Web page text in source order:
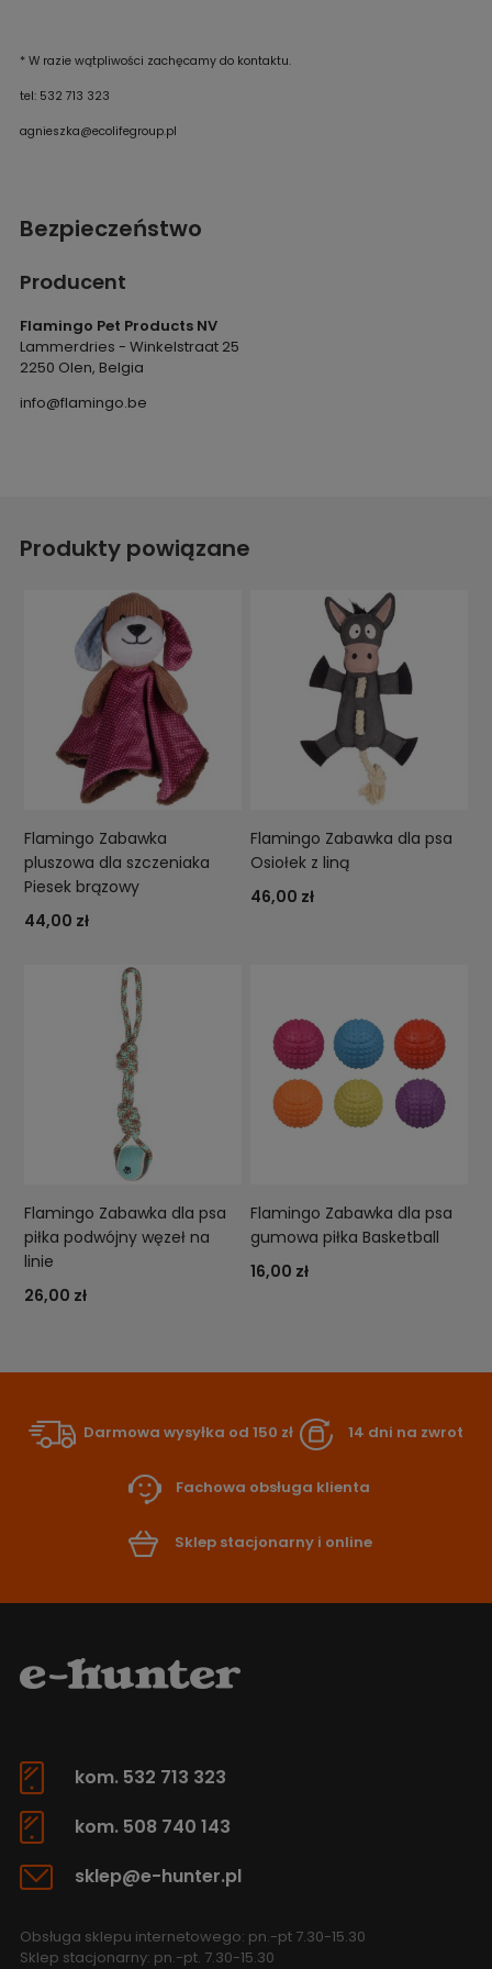
* W razie wątpliwości zachęcamy do kontaktu.
tel: 532 713 323
agnieszka@ecolifegroup.pl
Bezpieczeństwo
Producent
Flamingo Pet Products NV
Lammerdries - Winkelstraat 25
2250 Olen, Belgia
info@flamingo.be
Produkty powiązane
Flamingo Zabawka
pluszowa dla szczeniaka
Piesek brązowy
44,00 zł
Flamingo Zabawka dla psa
Osiołek z liną
46,00 zł
Flamingo Zabawka dla psa
piłka podwójny węzeł na
linie
26,00 zł
Flamingo Zabawka dla psa
gumowa piłka Basketball
16,00 zł
Darmowa wysyłka od 150 zł 14 dni na zwrot
Fachowa obsługa klienta
Sklep stacjonarny i online
kom. 532 713 323
kom. 508 740 143
sklep@e-hunter.pl
Obsługa sklepu internetowego: pn.-pt 7.30-15.30
Sklep stacjonarny: pn.-pt. 7.30-15.30